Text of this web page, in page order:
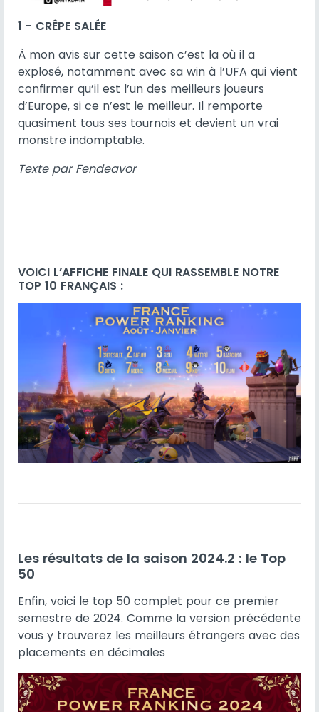
1 - CRÊPE SALÉE
À mon avis sur cette saison c’est la où il a
explosé, notamment avec sa win à l’UFA qui vient
confirmer qu’il est l’un des meilleurs joueurs
d’Europe, si ce n’est le meilleur. Il remporte
quasiment tous ses tournois et devient un vrai
monstre indomptable.
Texte par Fendeavor
VOICI L’AFFICHE FINALE QUI RASSEMBLE NOTRE
TOP 10 FRANÇAIS :
Les résultats de la saison 2024.2 : le Top
50
Enfin, voici le top 50 complet pour ce premier
semestre de 2024. Comme la version précédente
vous y trouverez les meilleurs étrangers avec des
placements en décimales